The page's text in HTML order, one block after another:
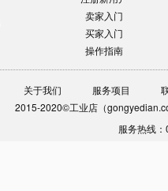
卖家入门
买家入门
操作指南
关于我们 服务项目
2015-2020©工业店（
服务热线